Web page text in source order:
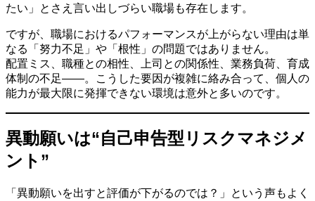
たい」とさえ言い出しづらい職場も存在します。
ですが、職場におけるパフォーマンスが上がらない理由は単
なる「努力不足」や「根性」の問題ではありません。
配置ミス、職種との相性、上司との関係性、業務負荷、育成
体制の不足——。こうした要因が複雑に絡み合って、個人の
能力が最大限に発揮できない環境は意外と多いのです。
異動願いは“自己申告型リスクマネジメ
ント”
「異動願いを出すと評価が下がるのでは？」という声もよく